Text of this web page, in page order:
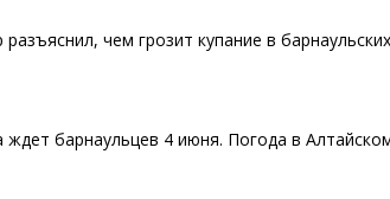
чем грозит купание в
барнаульцев 4 июня. Погода в